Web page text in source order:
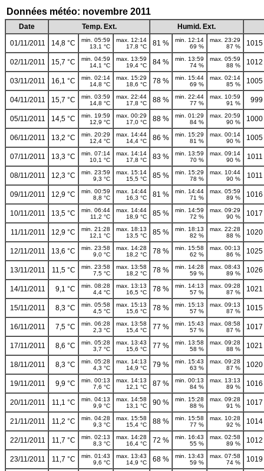
Données météo: novembre 2011
Date Temp. Ext.
Humid. Ext.
01/11/2011
14,8 °C
min. 05:59
13,1 °C
max. 12:14
17,8 °C
81 %
min. 12:14
69 %
max. 23:29
87 %
02/11/2011 15,7 °C
min. 04:59
14,1 °C
max. 13:59
19,4 °C
84 %
min. 13:59
74 %
max. 05:59
88 %
03/11/2011 16,1 °C
min. 02:14
14,8 °C
max. 15:29
18,6 °C
78 %
min. 15:44
69 %
max. 02:14
85 %
04/11/2011 15,7 °C
min. 03:59
14,8 °C
max. 22:44
17,8 °C
88 %
min. 22:44
77 %
max. 10:59
91 %
999
05/11/2011 14,5 °C
min. 19:59
12,9 °C
max. 00:29
17,0 °C
88 %
min. 01:29
84 %
max. 20:59
90 %
06/11/2011 13,2 °C
min. 20:29
12,4 °C
max. 14:44
14,4 °C
86 %
min. 15:29
81 %
max. 00:14
90 %
07/11/2011 13,3 °C
min. 07:14
10,1 °C
max. 14:14
17,8 °C
83 %
min. 13:59
70 %
max. 09:14
90 %
08/11/2011 12,3 °C
min. 23:59
9,3 °C
max. 15:14
15,5 °C
85 %
min. 15:29
78 %
max. 10:44
90 %
09/11/2011 12,9 °C
min. 00:59
8,8 °C
max. 14:44
16,3 °C
81 %
min. 14:44
71 %
max. 05:59
89 %
10/11/2011 13,5 °C
min. 06:44
11,2 °C
max. 14:44
18,9 °C
85 %
min. 14:59
72 %
max. 09:29
90 %
11/11/2011 12,9 °C
min. 21:28
12,1 °C
max. 18:13
13,5 °C
85 %
min. 18:13
82 %
max. 22:28
88 %
12/11/2011 13,6 °C
min. 23:58
9,0 °C
max. 14:28
18,2 °C
78 %
min. 15:58
62 %
max. 00:13
86 %
13/11/2011 11,5 °C
min. 23:58
7,5 °C
max. 13:58
18,2 °C
78 %
min. 14:28
59 %
max. 08:43
89 %
14/11/2011 9,1 °C
min. 08:28
4,4 °C
max. 13:13
16,5 °C
78 %
min. 14:13
57 %
max. 09:28
87 %
15/11/2011 8,3 °C
min. 05:58
4,5 °C
max. 15:13
15,6 °C
78 %
min. 15:13
57 %
max. 09:13
87 %
16/11/2011 7,5 °C
min. 06:28
2,3 °C
max. 13:58
15,4 °C
77 %
min. 15:43
57 %
max. 08:58
87 %
17/11/2011 8,6 °C
min. 05:28
3,7 °C
max. 13:43
15,6 °C
77 %
min. 13:58
58 %
max. 09:28
88 %
18/11/2011 8,3 °C
min. 05:28
4,3 °C
max. 14:13
14,9 °C
79 %
min. 15:43
63 %
max. 09:28
87 %
19/11/2011 9,9 °C
min. 00:13
7,6 °C
max. 14:13
12,1 °C
87 %
min. 00:13
84 %
max. 13:13
89 %
20/11/2011 11,1 °C
min. 04:13
9,9 °C
max. 14:58
13,1 °C
90 %
min. 15:28
88 %
max. 09:28
91 %
21/11/2011 11,2 °C
min. 04:28
9,3 °C
max. 15:58
15,4 °C
88 %
min. 15:58
77 %
max. 10:28
92 %
22/11/2011 11,7 °C
min. 02:13
8,3 °C
max. 14:28
16,4 °C
72 %
min. 16:43
55 %
max. 02:58
89 %
23/11/2011 11,7 °C
min. 01:43
9,6 °C
max. 13:43
14,9 °C
68 %
min. 13:43
59 %
max. 07:58
74 %